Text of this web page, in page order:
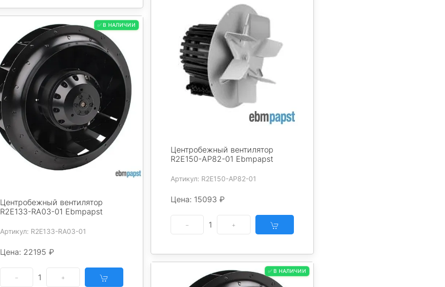
Центробежный вентилятор
R2E150-AP82-01 Ebmpapst
Артикул: R2E150-AP82-01
Цена: 15093 ₽
1
✅ В НАЛИЧИИ
Центробежный вентилятор
R2E133-RA03-01 Ebmpapst
Артикул: R2E133-RA03-01
Цена: 22195 ₽
1
✅ В НАЛИЧИИ